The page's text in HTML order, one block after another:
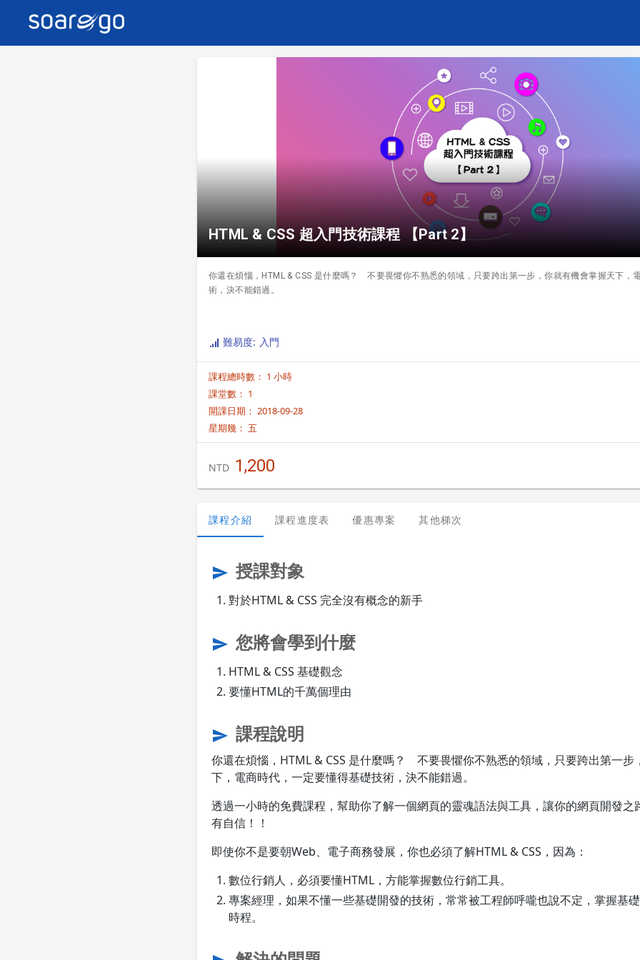
HTML & CSS 超入門技術課程 【Part 2】
你還在煩惱，HTML & CSS 是什麼嗎？ 不要畏懼你不熟悉的領域，只要跨出第一步，你就有機會掌握天下，
術，決不能錯過。
難易度: 入門
課程總時數： 1 小時
課堂數： 1
開課日期： 2018-09-28
星期幾： 五
NTD 1,200
課程介紹 課程進度表 優惠專案 其他梯次
send 授課對象
對於HTML & CSS 完全沒有概念的新手
send 您將會學到什麼
HTML & CSS 基礎觀念
要懂HTML的千萬個理由
send 課程說明
你還在煩惱，HTML & CSS 是什麼嗎？ 不要畏懼你不熟悉的領域，只要跨出第一步
下，電商時代，一定要懂得基礎技術，決不能錯過。
透過一小時的免費課程，幫助你了解一個網頁的靈魂語法與工具，讓你的網頁開發之
有自信！！
即使你不是要朝Web、電子商務發展，你也必須了解HTML & CSS，因為：
數位行銷人，必須要懂HTML，方能掌握數位行銷工具。
專案經理，如果不懂一些基礎開發的技術，常常被工程師呼嚨也說不定，掌握基
時程。